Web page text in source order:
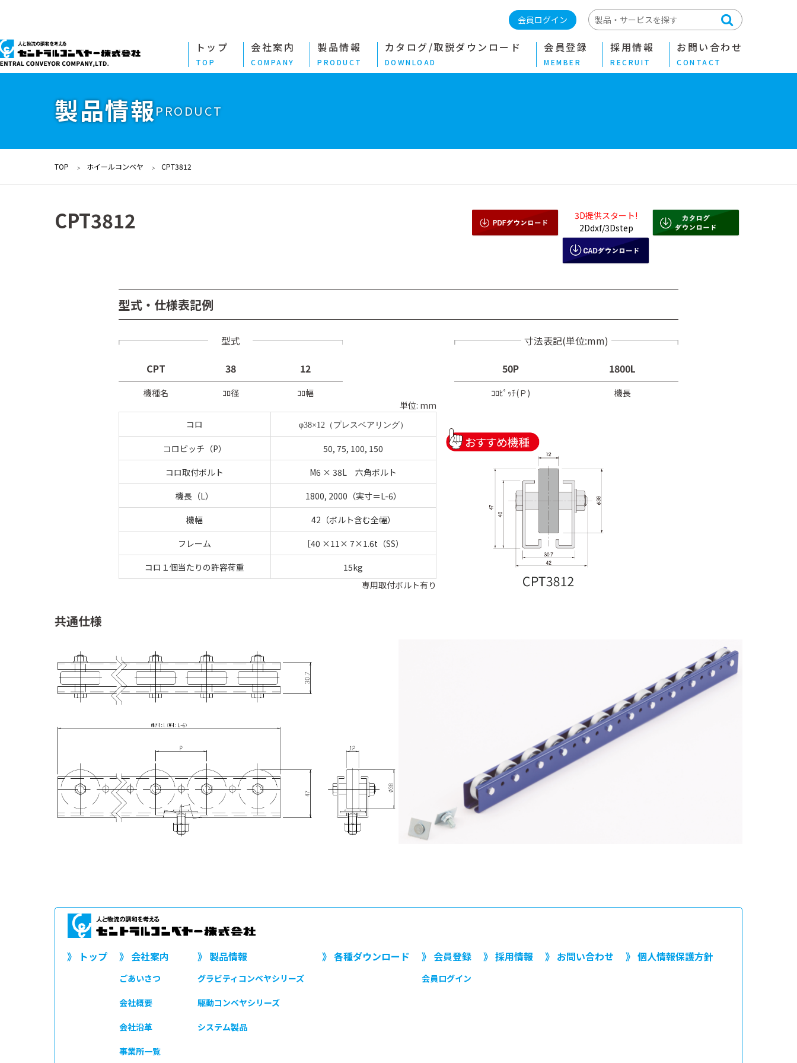
トップ
TOP
会社案内
COMPANY
製品情報
PRODUCT
カタログ/取説ダウンロード
DOWNLOAD
会員登録
MEMBER
採用情報
RECRUIT
お問い合わせ
CONTACT
会員ログイン
製品情報PRODUCT
TOP ホイールコンベヤ CPT3812
CPT3812
3D提供スタート!
2Ddxf/3Dstep
型式・仕様表記例
型式
CPT
機種名
38
ｺﾛ径
12
ｺﾛ幅
寸法表記(単位:mm)
50P
ｺﾛﾋﾟｯﾁ(Ｐ)
1800L
機長
単位: mm
コロ
φ38×12（プレスベアリング）
コロピッチ（P）
50, 75, 100, 150
コロ取付ボルト
M6 × 38L 六角ボルト
機長（L）
1800, 2000（実寸＝L-6）
機幅
42（ボルト含む全幅）
フレーム
［40 ×11× 7×1.6t（SS）
コロ１個当たりの許容荷重
15kg
専用取付ボルト有り
共通仕様
》 トップ 》 会社案内
ごあいさつ
会社概要
会社沿革
事業所一覧
》 製品情報
グラビティコンベヤシリーズ
駆動コンベヤシリーズ
システム製品
》 各種ダウンロード 》 会員登録
会員ログイン
》 採用情報 》 お問い合わせ 》 個人情報保護方針